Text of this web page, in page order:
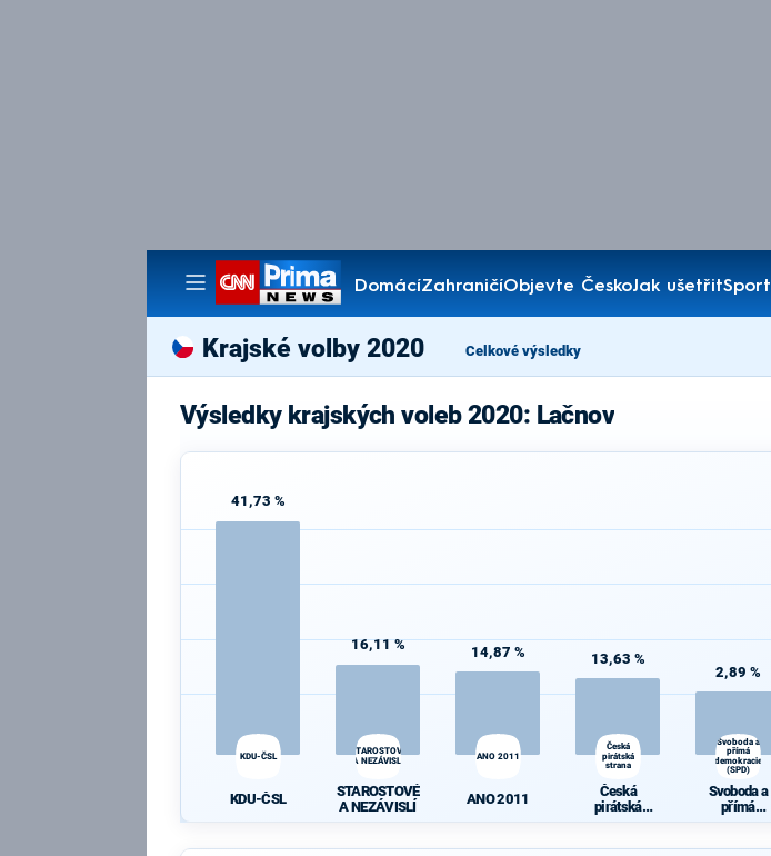
DomácíZahraničíObjevte ČeskoJak ušetřitSport
Pořady
Krajské volby 2020 Celkové výsledky
Výsledky krajských voleb 2020: Lačnov
41,73 %
KDU-ČSL
KDU-ČSL
16,11 %
STAROSTOVÉ
A NEZÁVISLÍ
STAROSTOVÉ
A NEZÁVISLÍ
14,87 %
ANO 2011
ANO 2011
13,63 %
Česká
pirátská
strana
Česká
pirátská
2,89 %
Svoboda a
přímá
demokracie
(SPD)
Svoboda a
přímá